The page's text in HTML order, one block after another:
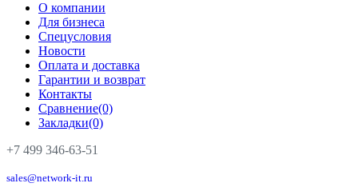
О компании
Для бизнеса
Спецусловия
Новости
Оплата и доставка
Гарантии и возврат
Контакты
Сравнение(0)
Закладки(0)
+7 499 346-63-51
sales@network-it.ru